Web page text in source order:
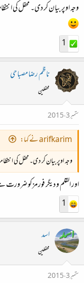
وجہ اوپر بیان کر دی۔ محفل کی
1
ناظم رضا مصباحی
محفلین
ستمبر 3، 2015
arifkarim نے کہا:
وجہ اوپر بیان کر دی۔ محفل کی
اور القلم و دیگر فورمز کو ضرورت
1
اسد
محفلین
ستمبر 3، 2015